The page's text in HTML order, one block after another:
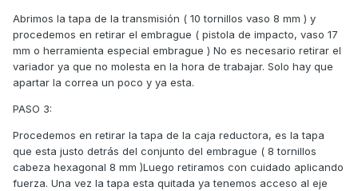
Abrimos la tapa de la transmisión ( 10 tornillos vaso 8 mm ) y
procedemos en retirar el embrague ( pistola de impacto, vaso 17
mm o herramienta especial embrague ) No es necesario retirar el
variador ya que no molesta en la hora de trabajar. Solo hay que
apartar la correa un poco y ya esta.
PASO 3:
Procedemos en retirar la tapa de la caja reductora, es la tapa
que esta justo detrás del conjunto del embrague ( 8 tornillos
cabeza hexagonal 8 mm )Luego retiramos con cuidado aplicando
fuerza. Una vez la tapa esta quitada ya tenemos acceso al eje